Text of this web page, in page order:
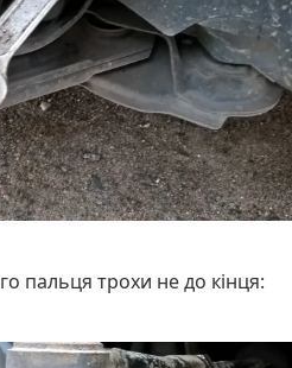
пальця трохи не до кінця: